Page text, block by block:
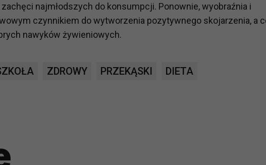
najmłodszych do konsumpcji. Ponownie, wyobraźnia i
czynnikiem do wytworzenia pozytywnego skojarzenia, a
nawyków żywieniowych.
ZDROWY PRZEKĄSKI DIETA